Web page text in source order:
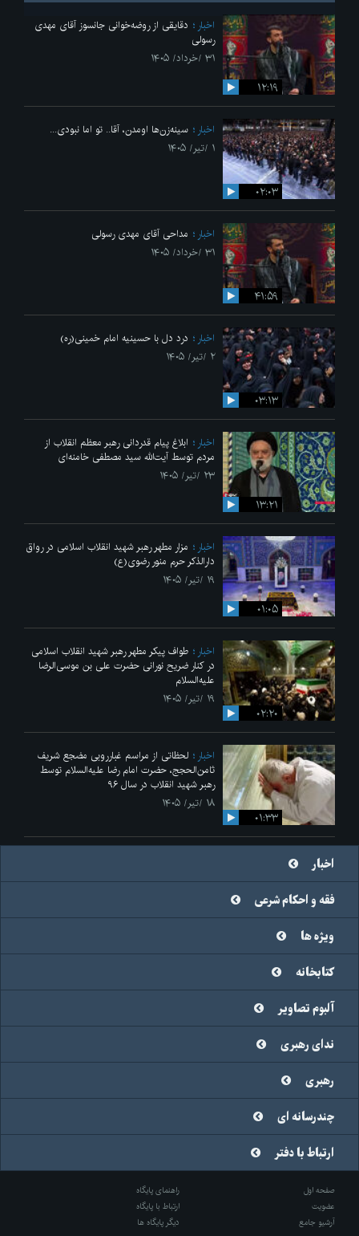
۱۲:۱۹
اخبار
دقایقی از روضه‌خوانی جانسوز آقای مهدی
رسولی
۳۱ /خرداد/ ۱۴۰۵
۰۲:۰۳
اخبار
سینه‌زن‌ها اومدن،‌ آقا.. تو اما نبودی...
۱ /تیر/ ۱۴۰۵
۴۱:۵۹
اخبار
مداحی آقای مهدی رسولی
۳۱ /خرداد/ ۱۴۰۵
۰۳:۱۳
اخبار
درد دل با حسینیه امام خمینی(ره)
۲ /تیر/ ۱۴۰۵
۱۳:۲۱
اخبار
ابلاغ پیام قدردانی رهبر معظم انقلاب از
مردم توسط آیت‌الله سید مصطفی خامنه‌ای
۲۳ /تیر/ ۱۴۰۵
۰۱:۰۵
اخبار
مزار مطهر رهبر شهید انقلاب اسلامی در رواق
دارالذکر حرم منور رضوی(ع)
۱۹ /تیر/ ۱۴۰۵
۰۲:۲۰
اخبار
طواف پیکر مطهر رهبر شهید انقلاب اسلامی
در کنار ضریح نورانی حضرت علی‌ بن موسی‌الرضا
علیه‌السلام
۱۹ /تیر/ ۱۴۰۵
۰۱:۳۳
اخبار
لحظاتی از مراسم غبارروبی مضجع شریف
ثامن‌الحجج، حضرت امام رضا علیه‌السلام توسط
رهبر شهید انقلاب در سال ۹۶
۱۸ /تیر/ ۱۴۰۵
اخبار
فقه و احکام شرعی
ویژه ها
کتابخانه
آلبوم تصاویر
ندای رهبری
رهبری
چندرسانه ای
ارتباط با دفتر
صفحه اول
راهنمای پایگاه
عضویت
ارتباط با پایگاه
آرشیو جامع
دیگر پایگاه ها